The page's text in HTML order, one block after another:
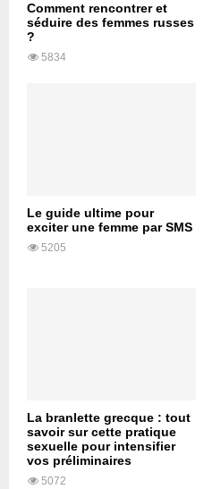
Comment rencontrer et
séduire des femmes russes
?
5834
Le guide ultime pour
exciter une femme par SMS
5205
La branlette grecque : tout
savoir sur cette pratique
sexuelle pour intensifier
vos préliminaires
5072